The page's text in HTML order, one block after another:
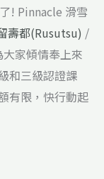
! Pinnacle 滑雪
壽都(Rusutsu) /
家傾情奉上來
和三級認證課
有限，快行動起